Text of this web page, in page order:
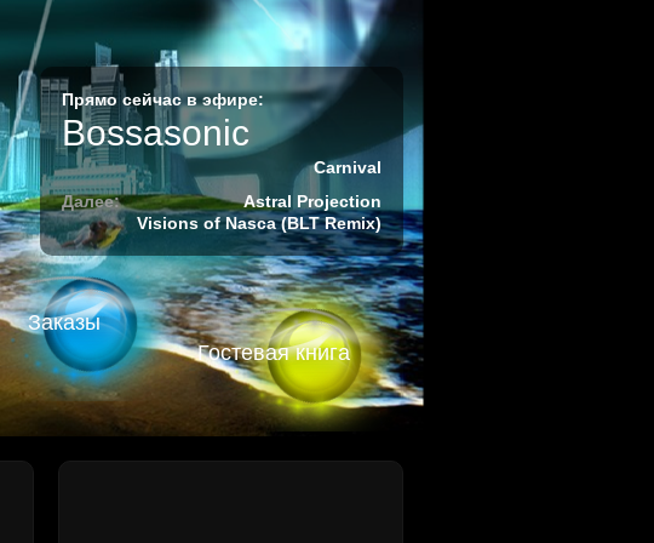
Прямо сейчас в эфире:
Bossasonic
Carnival
Далее:
Astral Projection
Visions of Nasca (BLT Remix)
Заказы
Гостевая книга